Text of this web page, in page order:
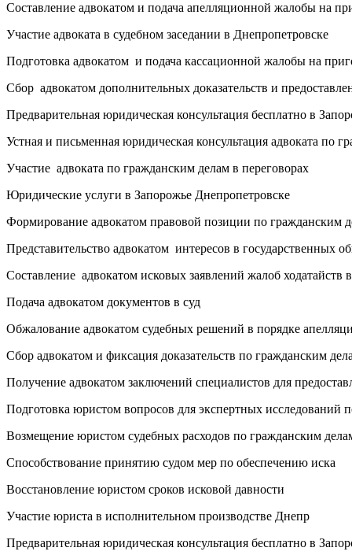
Составление адвокатом и подача апелляционной жалобы на
Участие адвоката в судебном заседании в Днепропетровске
Подготовка адвокатом и подача кассационной жалобы на
Сбор адвокатом дополнительных доказательств и
Предварительная юридическая консультация бесплатно в
Устная и письменная юридическая консультация адвоката по
Участие адвоката по гражданским делам в переговорах
Юридические услуги в Запорожье Днепропетровске
Формирование адвокатом правовой позиции по гражданским
Представительство адвокатом интересов в государственных
Составление адвокатом исковых заявлений жалоб ходатайств
Подача адвокатом документов в суд
Обжалование адвокатом судебных решений в порядке
Сбор адвокатом и фиксация доказательств по гражданским
Получение адвокатом заключений специалистов для
Подготовка юристом вопросов для экспертных исследований
Возмещение юристом судебных расходов по гражданским
Способствование принятию судом мер по обеспечению иска
Восстановление юристом сроков исковой давности
Участие юриста в исполнительном производстве Днепр
Предварительная юридическая консультация бесплатно в